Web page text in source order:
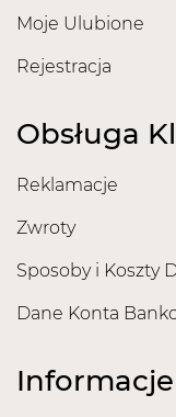
Moje Ulubione
Rejestracja
Obsługa
Reklamacje
Zwroty
Sposoby i Koszty
Dane Konta
Informacje